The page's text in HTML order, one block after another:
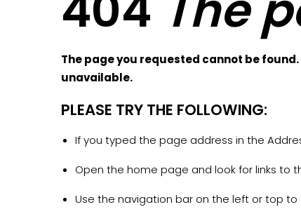
The page you requested cannot be
unavailable.
PLEASE TRY THE FOLLOWING:
If you typed the page address in the
Open the home page and look for links to
Use the navigation bar on the left or top to